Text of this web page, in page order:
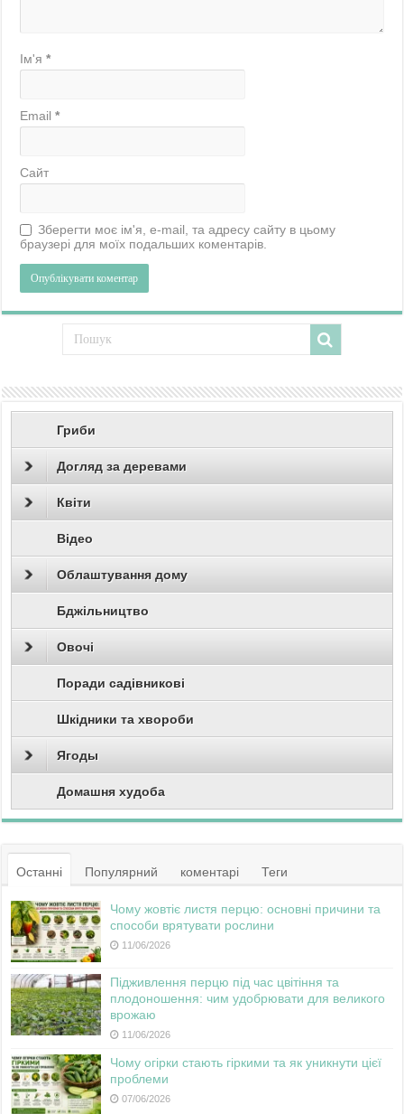
Ім'я*
Email*
Сайт
Зберегти моє ім'я, e-mail, та адресу сайту в цьому
браузері для моїх подальших коментарів.
Гриби
Догляд за деревами
Квіти
Відео
Облаштування дому
Бджільництво
Овочі
Поради садівникові
Шкідники та хвороби
Ягоды
Домашня худоба
Останні Популярний коментарі Теги
Чому жовтіє листя перцю: основні причини та
способи врятувати рослини
11/06/2026
Підживлення перцю під час цвітіння та
плодоношення: чим удобрювати для великого
врожаю
11/06/2026
Чому огірки стають гіркими та як уникнути цієї
проблеми
07/06/2026